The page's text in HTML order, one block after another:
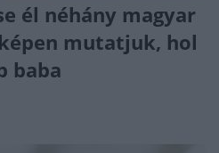
él néhány magyar
mutatjuk, hol
baba